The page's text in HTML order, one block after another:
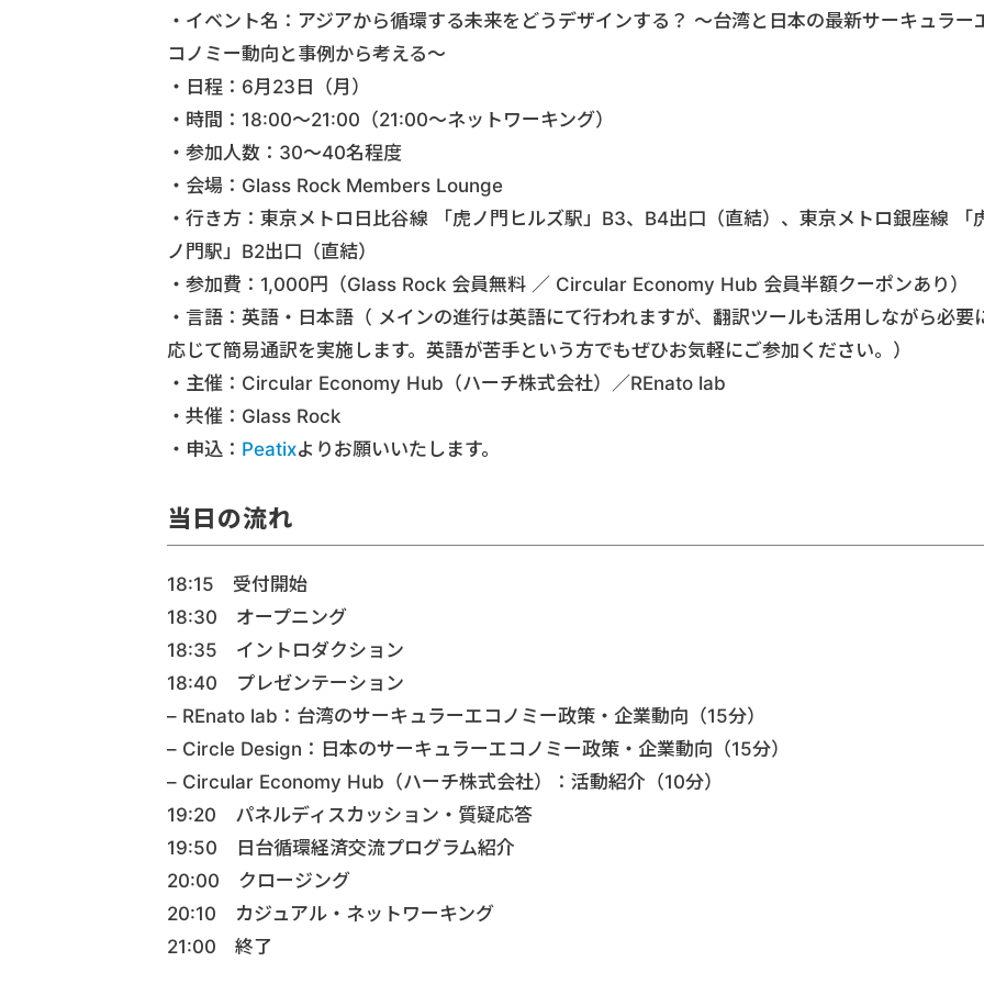
・イベント名：アジアから循環する未来をどうデザインする？ 〜台湾と日本の最新サーキュラー
コノミー動向と事例から考える〜
・日程：6月23日（月）
・時間：18:00～21:00（21:00～ネットワーキング）
・参加人数：30～40名程度
・会場：Glass Rock Members Lounge
・行き方：東京メトロ日比谷線 「虎ノ門ヒルズ駅」B3、B4出口（直結）、東京メトロ銀座線 「
ノ門駅」B2出口（直結）
・参加費：1,000円（Glass Rock 会員無料 ／ Circular Economy Hub 会員半額クーポンあり）
・言語：英語・日本語（ メインの進行は英語にて行われますが、翻訳ツールも活用しながら必要
応じて簡易通訳を実施します。英語が苦手という方でもぜひお気軽にご参加ください。）
・主催：Circular Economy Hub（ハーチ株式会社）／REnato lab
・共催：Glass Rock
・申込： Peatixよりお願いいたします。
当日の流れ
18:15 受付開始
18:30 オープニング
18:35 イントロダクション
18:40 プレゼンテーション
– REnato lab：台湾のサーキュラーエコノミー政策・企業動向（15分）
– Circle Design：日本のサーキュラーエコノミー政策・企業動向（15分）
– Circular Economy Hub（ハーチ株式会社）：活動紹介（10分）
19:20 パネルディスカッション・質疑応答
19:50 日台循環経済交流プログラム紹介
20:00 クロージング
20:10 カジュアル・ネットワーキング
21:00 終了